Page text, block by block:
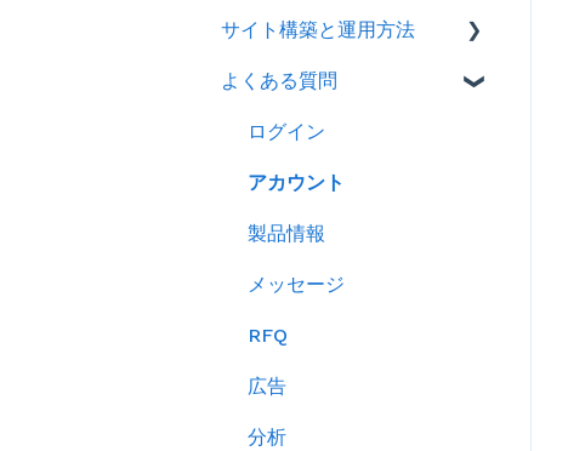
2025年
2024年
サイト構築と運用方法
会社情報を登録する
製品ページ登録の準備をす
に返信する
RFQを使ってバイヤーに
よくある質問
ログイン
アカウント
製品情報
メッセージ
RFQ
広告
分析